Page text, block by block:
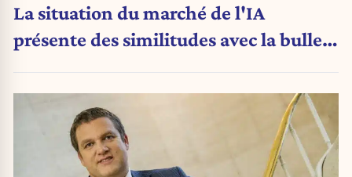
La situation du marché de l'IA
présente des similitudes avec la bulle